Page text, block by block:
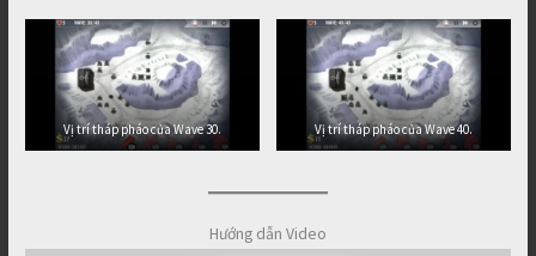
Vị trí tháp pháo của Wave 30. Vị trí tháp pháo của Wave 40.
Hướng dẫn Video